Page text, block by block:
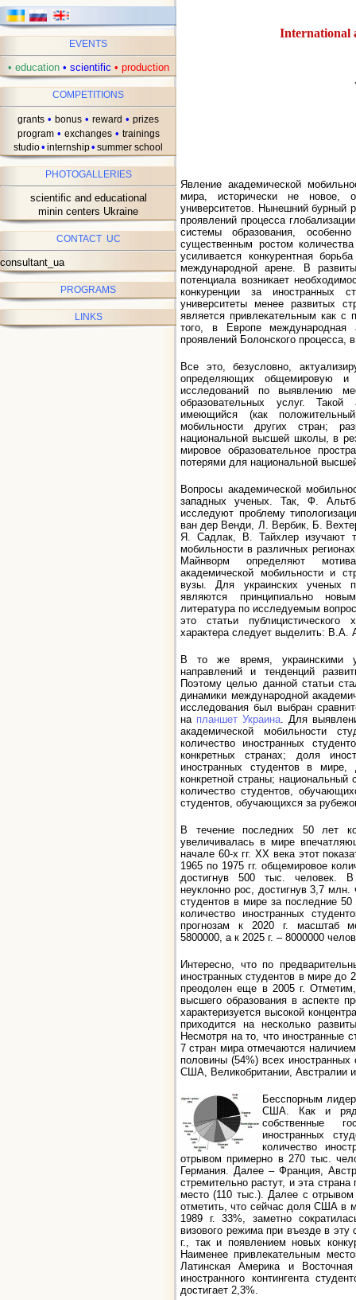
EVENTS
• education • scientific • production
COMPETITIONS
grants • bonus • reward • prizes
program • exchanges • trainings
studio• internship• summer school
PHOTOGALLERIES
scientific and educational
minin centers Ukraine
CONTACT UC
consultant_ua
PROGRAMS
LINKS
International
Явление академической
мира, исторически не новое,
университетов. Нынешний бурный
проявлений процесса
системы образования,
существенным ростом
усиливается конкурентная
международной арене. В
потенциала возникает
конкуренции за иностранных
университеты менее развитых
является привлекательным как с
того, в Европе международная
проявлений Болонского процесса,
Все это, безусловно,
определяющих общемировую и
исследований по выявлению
образовательных услуг.
имеющийся (как
мобильности других стран;
национальной высшей школы, в
мировое образовательное
потерями для национальной
Вопросы академической
западных ученых. Так, Ф.
исследуют проблему
ван дер Венди, Л. Вербик, Б.
Я. Садлак, В. Тайхлер изучают
мобильности в различных
Майнворм определяют
академической мобильности и
вузы. Для украинских ученых
являются принципиально
литература по исследуемым
это статьи публицистического
характера следует выделить: В.А.
В то же время, украинскими
направлений и тенденций
Поэтому целью данной статьи
динамики международной
исследования был выбран
на планшет Украина. Для
академической мобильности
количество иностранных
конкретных странах; доля
иностранных студентов в мире,
конкретной страны; национальный
количество студентов,
студентов, обучающихся за
В течение последних 50 лет
увеличивалась в мире
начале 60-х гг. ХХ века этот
1965 по 1975 гг. общемировое
достигнув 500 тыс. человек. В
неуклонно рос, достигнув 3,7 млн.
студентов в мире за последние
количество иностранных
прогнозам к 2020 г. масштаб
5800000, а к 2025 г. – 8000000
Интересно, что по
иностранных студентов в мире до
преодолен еще в 2005 г.
высшего образования в аспекте
характеризуется высокой
приходится на несколько
Несмотря на то, что иностранные
7 стран мира отмечаются
половины (54%) всех иностранных
США, Великобритании, Австралии
Бесспорным
США. Как и ряд
собственные
иностранных
количество
отрывом примерно в 270 тыс.
Германия. Далее – Франция,
стремительно растут, и эта
место (110 тыс.). Далее с
отметить, что сейчас доля США в
1989 г. 33%, заметно
визового режима при въезде в эту
г., так и появлением новых
Наименее привлекательным
Латинская Америка и
иностранного контингента
достигает 2,3%.